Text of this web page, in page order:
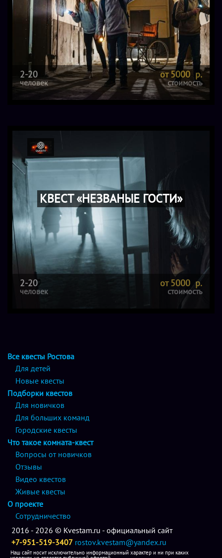
2-20
человек
от 5000 р.
стоимость
КВЕСТ «НЕЗВАНЫЕ ГОСТИ»
2-20
человек
от 5000 р.
стоимость
Все квесты Ростова
Для детей
Новые квесты
Подборки квестов
Для новичков
Для больших команд
Городские квесты
Что такое комната-квест
Вопросы от новичков
Отзывы
Видео квестов
Живые квесты
О проекте
Сотрудничество
2016 - 2026 © Kvestam.ru - официальный сайт
+7-951-519-3407 rostov.kvestam@yandex.ru
Наш сайт носит исключительно информационный характер и ни при каких